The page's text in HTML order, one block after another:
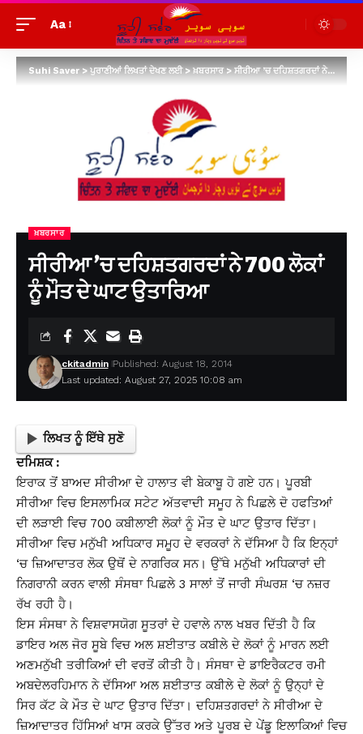
Aa
Suhi Saver>ਪੁਰਾਣੀਆਂ ਲਿਖਤਾਂ ਦੇਖਣ ਲਈ>ਖ਼ਬਰਸਾਰ>ਸੀਰੀਆ ’ਚ ਦਹਿਸ਼ਤਗਰਦਾਂ ਨੇ 700 ਲੋਕਾਂ ਨੂੰ ਮੌਤ ਦੇ ਘਾਟ ਉਤਾਰਿਆ
ਖ਼ਬਰਸਾਰ
ਸੀਰੀਆ ’ਚ ਦਹਿਸ਼ਤਗਰਦਾਂ ਨੇ 700 ਲੋਕਾਂ
ਨੂੰ ਮੌਤ ਦੇ ਘਾਟ ਉਤਾਰਿਆ
Last updated: August 27, 2025 10:08 am
ckitadmin Published: August 18, 2014
ਲਿਖਤ ਨੂੰ ਇੱਥੇ ਸੁਣੋ
ਦਮਿਸ਼ਕ :
ਇਰਾਕ ਤੋਂ ਬਾਅਦ ਸੀਰੀਆ ਦੇ ਹਾਲਾਤ ਵੀ ਬੇਕਾਬੂ ਹੋ ਗਏ ਹਨ। ਪੂਰਬੀ
ਸੀਰੀਆ ਵਿਚ ਇਸਲਾਮਿਕ ਸਟੇਟ ਅੱਤਵਾਦੀ ਸਮੂਹ ਨੇ ਪਿਛਲੇ ਦੋ ਹਫਤਿਆਂ
ਦੀ ਲੜਾਈ ਵਿਚ 700 ਕਬੀਲਾਈ ਲੋਕਾਂ ਨੂੰ ਮੌਤ ਦੇ ਘਾਟ ਉਤਾਰ ਦਿੱਤਾ।
ਸੀਰੀਆ ਵਿਚ ਮਨੁੱਖੀ ਅਧਿਕਾਰ ਸਮੂਹ ਦੇ ਵਰਕਰਾਂ ਨੇ ਦੱਸਿਆ ਹੈ ਕਿ ਇਨ੍ਹਾਂ
‘ਚ ਜ਼ਿਆਦਾਤਰ ਲੋਕ ਉਥੋਂ ਦੇ ਨਾਗਰਿਕ ਸਨ। ਉੱਥੇ ਮਨੁੱਖੀ ਅਧਿਕਾਰਾਂ ਦੀ
ਨਿਗਰਾਨੀ ਕਰਨ ਵਾਲੀ ਸੰਸਥਾ ਪਿਛਲੇ 3 ਸਾਲਾਂ ਤੋਂ ਜਾਰੀ ਸੰਘਰਸ਼ ‘ਚ ਨਜ਼ਰ
ਰੱਖ ਰਹੀ ਹੈ।
ਇਸ ਸੰਸਥਾ ਨੇ ਵਿਸ਼ਵਾਸਯੋਗ ਸੂਤਰਾਂ ਦੇ ਹਵਾਲੇ ਨਾਲ ਖਬਰ ਦਿੱਤੀ ਹੈ ਕਿ
ਡਾਇਰ ਅਲ ਜੋਰ ਸੂਬੇ ਵਿਚ ਅਲ ਸ਼ਈਤਾਤ ਕਬੀਲੇ ਦੇ ਲੋਕਾਂ ਨੂੰ ਮਾਰਨ ਲਈ
ਅਣਮਨੁੱਖੀ ਤਰੀਕਿਆਂ ਦੀ ਵਰਤੋਂ ਕੀਤੀ ਹੈ। ਸੰਸਥਾ ਦੇ ਡਾਇਰੈਕਟਰ ਰਮੀ
ਅਬਦੇਲਰਹਿਮਾਨ ਨੇ ਦੱਸਿਆ ਅਲ ਸ਼ਈਤਾਤ ਕਬੀਲੇ ਦੇ ਲੋਕਾਂ ਨੂੰ ਉਨ੍ਹਾਂ ਦੇ
ਸਿਰ ਕੱਟ ਕੇ ਮੌਤ ਦੇ ਘਾਟ ਉਤਾਰ ਦਿੱਤਾ। ਦਹਿਸ਼ਤਗਰਦਾਂ ਨੇ ਸੀਰੀਆ ਦੇ
ਜ਼ਿਆਦਾਤਰ ਹਿੱਸਿਆਂ ਖਾਸ ਕਰਕੇ ਉੱਤਰ ਅਤੇ ਪੂਰਬ ਦੇ ਪੇਂਡੂ ਇਲਾਕਿਆਂ ਵਿਚ